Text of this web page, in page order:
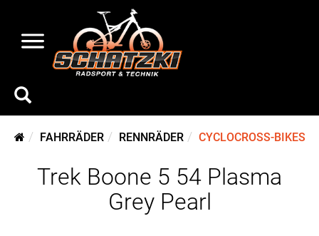
FAHRRÄDER RENNRÄDER CYCLOCROSS-BIKES
Trek Boone 5 54 Plasma
Grey Pearl